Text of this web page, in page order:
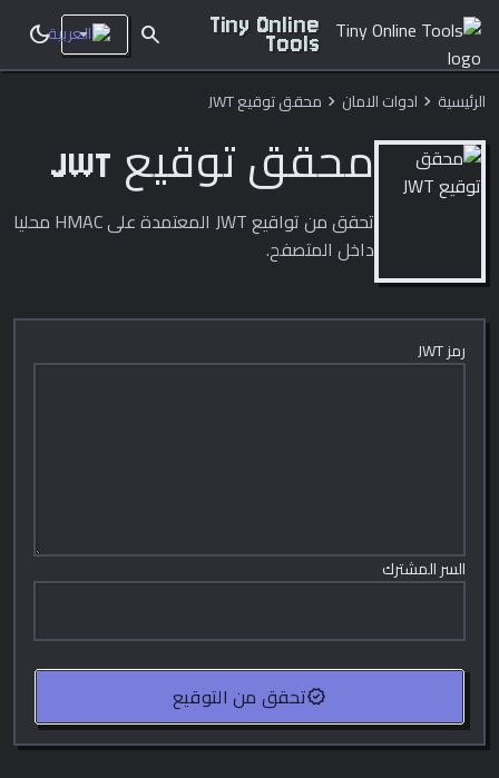
Tiny Online
Tools
search
dark_mode
الرئيسية chevron_right ادوات الامان chevron_right محقق توقيع JWT
محقق توقيع JWT
تحقق من تواقيع JWT المعتمدة على HMAC محليا
داخل المتصفح.
رمز JWT
السر المشترك
verifiedتحقق من التوقيع